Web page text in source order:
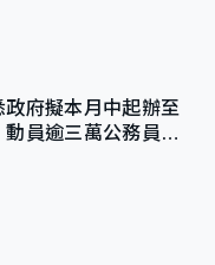
府擬本月中起辦至
員逾三萬公務員人